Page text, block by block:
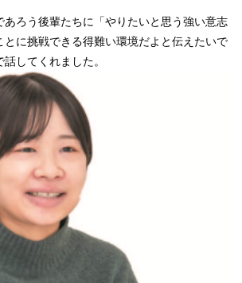
あろう後輩たちに「やりたいと思う強い意志
とに挑戦できる得難い環境だよと伝えたいで
してくれました。